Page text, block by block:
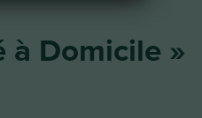
Domicile »